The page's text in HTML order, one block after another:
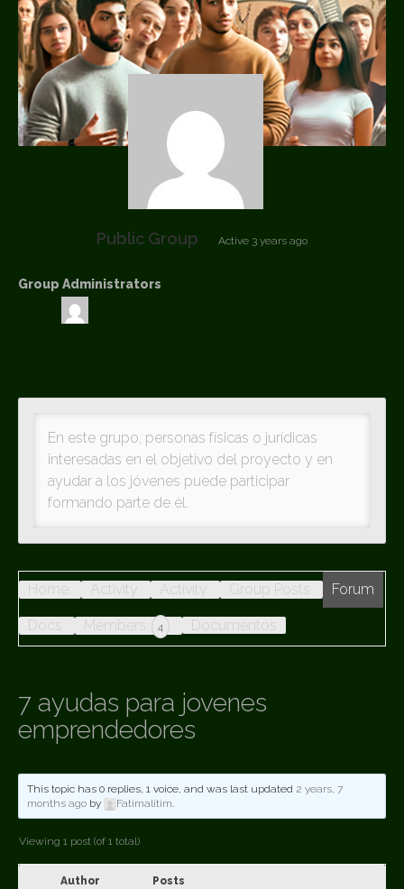
Public Group Active 3 years ago
Group
Group Administrators
En este grupo, personas físicas o jurídicas
interesadas en el objetivo del proyecto y en
ayudar a los jóvenes puede participar
formando parte de él.
Home Activity Activity Group Posts Forum
Docs Members 4 Documentos
7 ayudas para jovenes
emprendedores
This topic has 0 replies, 1 voice, and was last updated 2 years, 7
months ago by Fatimalitim.
Viewing 1 post (of 1 total)
Author Posts